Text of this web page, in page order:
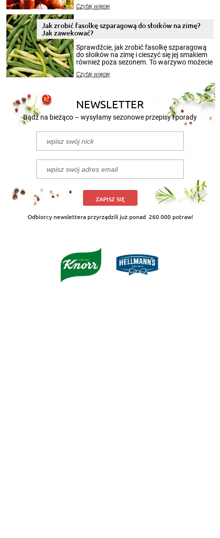
krajobrazów, by cieszyć nimi oko w sezonie
pełni poczuć atmosferę cieplejszych
miesięcy. Przygotowanie słoików ze
patenty, które pozwolą zachować świeżość
przetworów.
Czytaj więcej
Jak zrobić fasolkę szparagową do słoików na zimę?
Jak zawekować?
Sprawdźcie, jak zrobić fasolkę szparagową
do słoików na zimę i cieszyć się jej smakiem
również poza sezonem. To warzywo możecie
nasze propozycje!
Czytaj więcej
NEWSLETTER
Bądź na bieżąco – wysyłamy sezonowe przepisy i porady
ZAPISZ SIĘ
Odbiorcy newslettera przyrządzili już ponad 260 000 potraw!